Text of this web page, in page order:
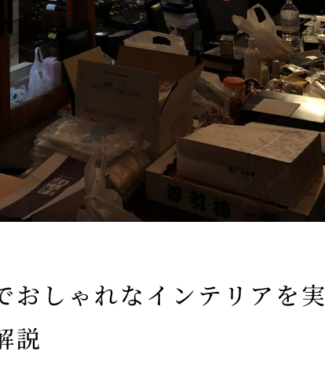
おしゃれなインテリアを実
説